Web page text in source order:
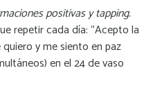
positivas y tapping.
repetir cada día: “Acepto la
y me siento en paz
en el 24 de vaso